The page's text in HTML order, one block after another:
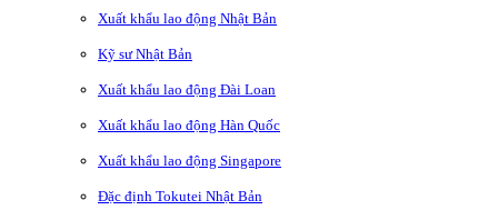
Xuất khẩu lao động Nhật Bản
Kỹ sư Nhật Bản
Xuất khẩu lao động Đài Loan
Xuất khẩu lao động Hàn Quốc
Xuất khẩu lao động Singapore
Đặc định Tokutei Nhật Bản